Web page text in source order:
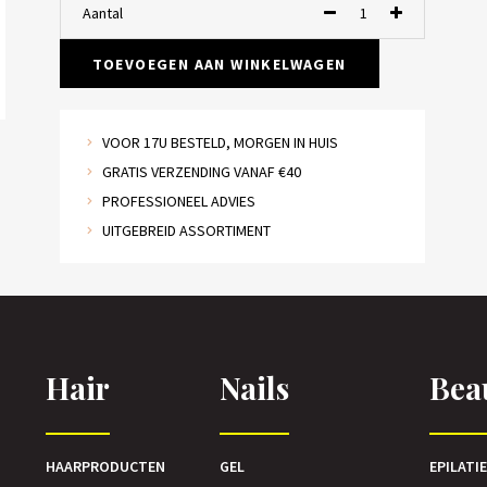
Aantal
TOEVOEGEN AAN WINKELWAGEN
VOOR 17U BESTELD, MORGEN IN HUIS
GRATIS VERZENDING VANAF €40
PROFESSIONEEL ADVIES
UITGEBREID ASSORTIMENT
Hair
HAARPRODUCTEN
Nails
GEL
EPILATIE